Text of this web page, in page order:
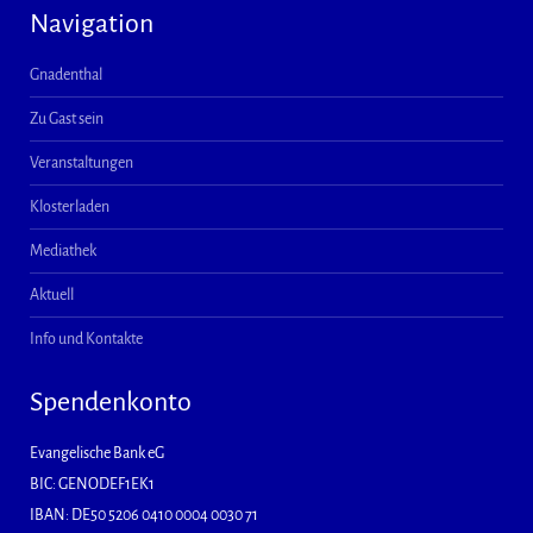
Navigation
Gnadenthal
Zu Gast sein
Veranstaltungen
Klosterladen
Mediathek
Aktuell
Info und Kontakte
Spendenkonto
Evangelische Bank eG
BIC: GENODEF1EK1
IBAN: DE50 5206 0410 0004 0030 71